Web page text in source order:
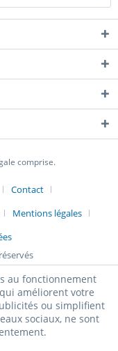
comprise.
Contact
Mentions légales
au fonctionnement
améliorent votre
ou simplifient
sociaux, ne sont